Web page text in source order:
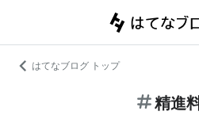
はてなブログ トップ
精進